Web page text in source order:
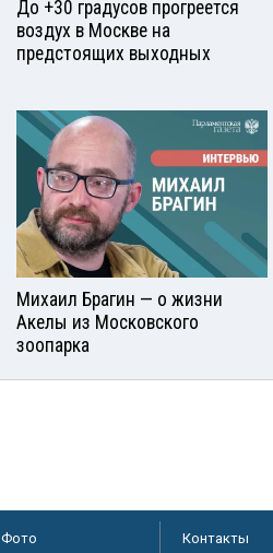
До +30 градусов прогреется
воздух в Москве на
предстоящих выходных
Михаил Брагин — о жизни
Акелы из Московского
зоопарка
Фото
Контакты